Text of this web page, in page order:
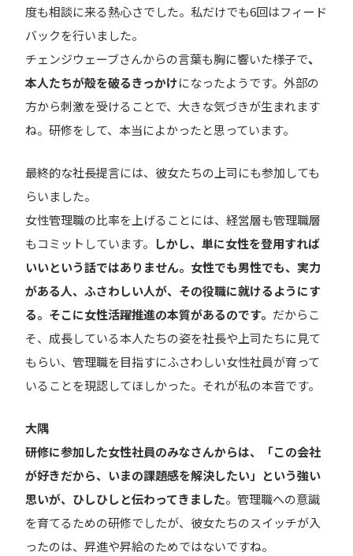
度も相談に来る熱心さでした。私だけでも6回はフィード
バックを行いました。
チェンジウェーブさんからの言葉も胸に響いた様子で、
本人たちが殻を破るきっかけになったようです。外部の
方から刺激を受けることで、大きな気づきが生まれます
ね。研修をして、本当によかったと思っています。
最終的な社長提言には、彼女たちの上司にも参加しても
らいました。
女性管理職の比率を上げることには、経営層も管理職層
もコミットしています。 しかし、単に女性を登用すれば
いいという話ではありません。女性でも男性でも、実力
がある人、ふさわしい人が、その役職に就けるようにす
る。そこに女性活躍推進の本質があるのです。 だからこ
そ、成長している本人たちの姿を社長や上司たちに見て
もらい、管理職を目指すにふさわしい女性社員が育って
いることを現認してほしかった。それが私の本音です。
大隅
研修に参加した女性社員のみなさんからは、「この会社
が好きだから、いまの課題感を解決したい」という強い
思いが、ひしひしと伝わってきました。管理職への意識
を育てるための研修でしたが、彼女たちのスイッチが入
ったのは、昇進や昇給のためではないですね。